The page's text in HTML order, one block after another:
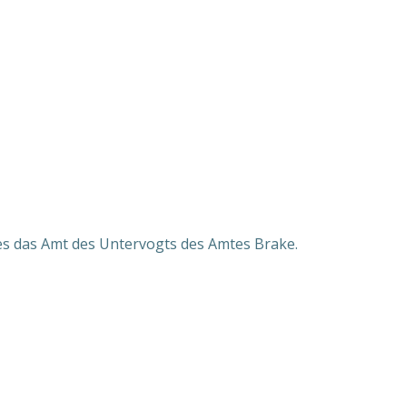
das Amt des Untervogts des Amtes Brake.